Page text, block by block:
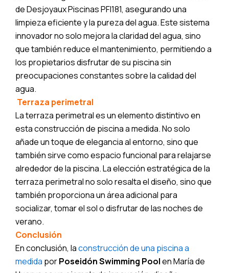
de Desjoyaux Piscinas PFI181, asegurando una
limpieza eficiente y la pureza del agua. Este sistema
innovador no solo mejora la claridad del agua, sino
que también reduce el mantenimiento, permitiendo a
los propietarios disfrutar de su piscina sin
preocupaciones constantes sobre la calidad del
agua.
Terraza perimetral
La terraza perimetral es un elemento distintivo en
esta construcción de piscina a medida. No solo
añade un toque de elegancia al entorno, sino que
también sirve como espacio funcional para relajarse
alrededor de la piscina. La elección estratégica de la
terraza perimetral no solo resalta el diseño, sino que
también proporciona un área adicional para
socializar, tomar el sol o disfrutar de las noches de
verano.
Conclusión
En conclusión, laconstrucción de una piscina a
medida porPoseidón Swimming Poolen María de